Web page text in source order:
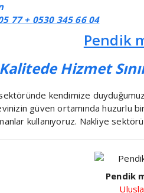
77 + 0530 345 66 04
Kalitede Hizmet
sektöründe kendimize
güven ortamında huzurlu
kullanıyoruz. Nakliye
Pendik